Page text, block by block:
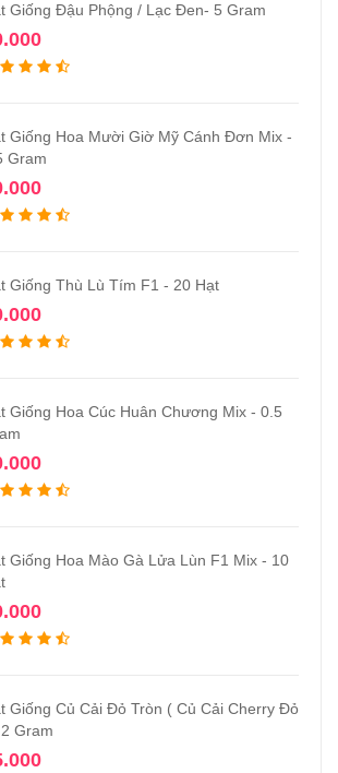
Giống Đậu Phộng / Lạc Đen- 5 Gram
Giống Hoa Mười Giờ Mỹ Cánh Đơn Mix -
Gram
Giống Thù Lù Tím F1 - 20 Hạt
Giống Hoa Cúc Huân Chương Mix - 0.5
Giống Hoa Mào Gà Lửa Lùn F1 Mix - 10
Giống Củ Cải Đỏ Tròn ( Củ Cải Cherry Đỏ
Gram